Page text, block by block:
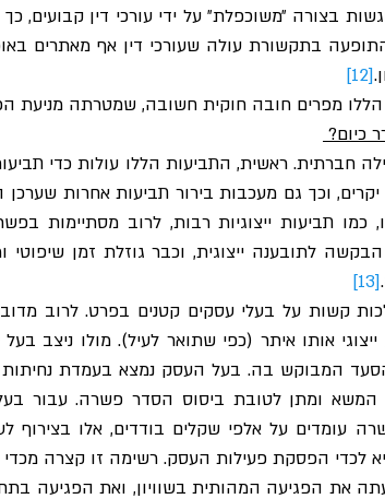
[12]
מפרים חובה חוקית חשובה, שמטרתה מניעת
כיום?
[13]